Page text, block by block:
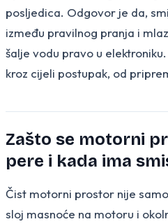
posljedica. Odgovor je da,
između pravilnog pranja i
šalje vodu pravo u
kroz cijeli postupak, od
Zašto se motorni
pere i kada ima
Čist motorni prostor nije
sloj masnoće na motoru i